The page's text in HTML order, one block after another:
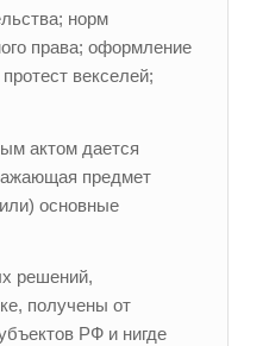
норм
права; оформление
векселей;
актом дается
предмет
основные
решений,
получены от
РФ и нигде